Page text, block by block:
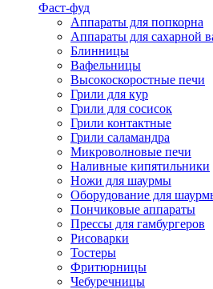
Фаст-фуд
Аппараты для попкорна
Аппараты для сахарной
Блинницы
Вафельницы
Высокоскоростные печи
Грили для кур
Грили для сосисок
Грили контактные
Грили саламандра
Микроволновые печи
Наливные кипятильники
Ножи для шаурмы
Оборудование для
Пончиковые аппараты
Прессы для гамбургеров
Рисоварки
Тостеры
Фритюрницы
Чебуречницы